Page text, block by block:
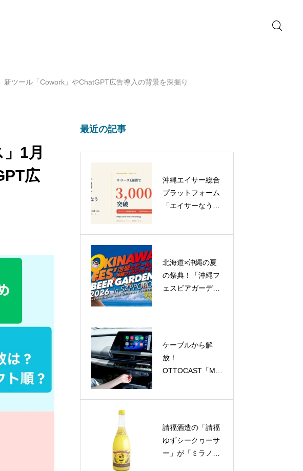
ツール「Cowork」やChatGPT広告導入の背景を深掘り
1月
広
最近の記事
沖縄エイサー総合
プラットフォーム
「エイサーなう」
北海道×沖縄の夏
の祭典！「沖縄フ
ェスビアガーデン
ケーブルから解
放！
OTTOCAST「Mini
に、今だけ
40%OFF！
請福酒造の「請福
ゆずシークヮーサ
ー」が「ミラノ酒